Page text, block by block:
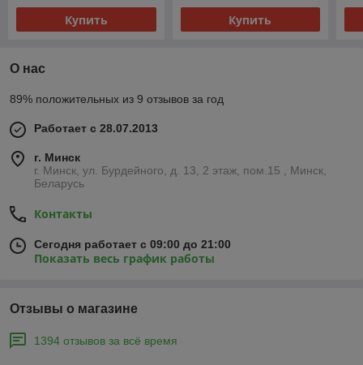
Купить Купить
О нас
89% положительных из 9 отзывов за год
Работает с 28.07.2013
г. Минск
г. Минск, ул. Бурдейного, д. 13, 2 этаж, пом.15 , Минск,
Беларусь
Контакты
Сегодня работает с 09:00 до 21:00
Показать весь график работы
Отзывы о магазине
1394 отзывов за всё время